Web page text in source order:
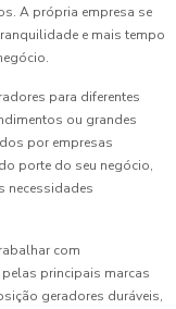
A própria empresa se
e mais tempo
para diferentes
ou grandes
por empresas
porte do seu negócio,
necessidades
com
principais marcas
geradores duráveis,